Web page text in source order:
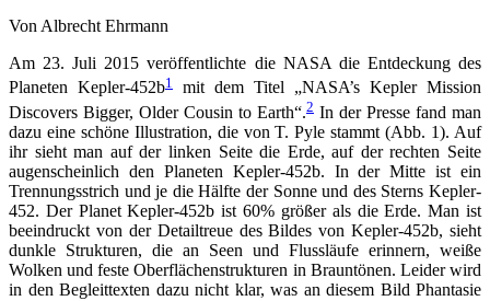
Von Albrecht Ehrmann
Am 23. Juli 2015 veröffentlichte die NASA die Entdeckung des
Planeten Kepler-452b1
mit dem Titel „NASA’s Kepler Mission
Discovers Bigger, Older Cousin to Earth“.2 In der Presse fand man
dazu eine schöne Illustration, die von T. Pyle stammt (Abb. 1). Auf
ihr sieht man auf der linken Seite die Erde, auf der rechten Seite
augenscheinlich den Planeten Kepler-452b. In der Mitte ist ein
Trennungsstrich und je die Hälfte der Sonne und des Sterns Kepler-
452. Der Planet Kepler-452b ist 60% größer als die Erde. Man ist
beeindruckt von der Detailtreue des Bildes von Kepler-452b, sieht
dunkle Strukturen, die an Seen und Flussläufe erinnern, weiße
Wolken und feste Oberflächenstrukturen in Brauntönen. Leider wird
in den Begleittexten dazu nicht klar, was an diesem Bild Phantasie